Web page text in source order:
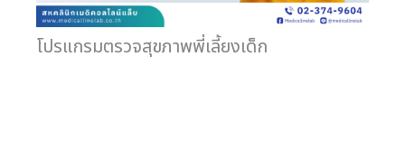
โปรแกรมตรวจสุขภาพพี่เลี้ยงเด็ก